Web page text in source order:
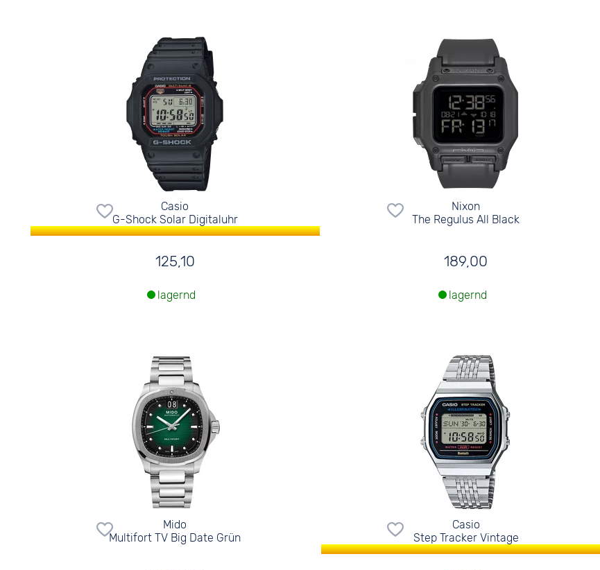
Casio
G-Shock Solar Digitaluhr
125,10
lagernd
Nixon
The Regulus All Black
189,00
lagernd
Mido
Multifort TV Big Date Grün
Casio
Step Tracker Vintage